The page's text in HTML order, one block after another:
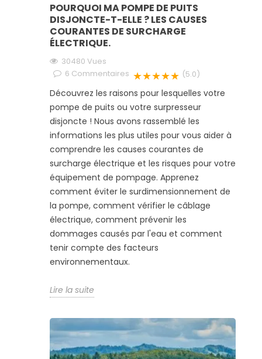
POURQUOI MA POMPE DE PUITS
DISJONCTE-T-ELLE ? LES CAUSES
COURANTES DE SURCHARGE
ÉLECTRIQUE.
30480 Vues
6 Commentaires ★★★★★ (5.0)
Découvrez les raisons pour lesquelles votre
pompe de puits ou votre surpresseur
disjoncte ! Nous avons rassemblé les
informations les plus utiles pour vous aider à
comprendre les causes courantes de
surcharge électrique et les risques pour votre
équipement de pompage. Apprenez
comment éviter le surdimensionnement de
la pompe, comment vérifier le câblage
électrique, comment prévenir les
dommages causés par l'eau et comment
tenir compte des facteurs
environnementaux.
Lire la suite